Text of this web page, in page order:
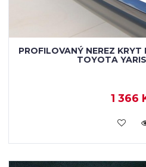
PROFILOVANÝ NEREZ
TOYOTA
1 366